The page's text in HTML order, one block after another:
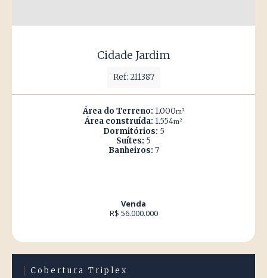
Cidade Jardim
Ref: 211387
Área do Terreno: 1.000m²
Área construída: 1.554m²
Dormitórios: 5
Suítes: 5
Banheiros: 7
Venda
R$ 56.000.000
Cobertura Triplex